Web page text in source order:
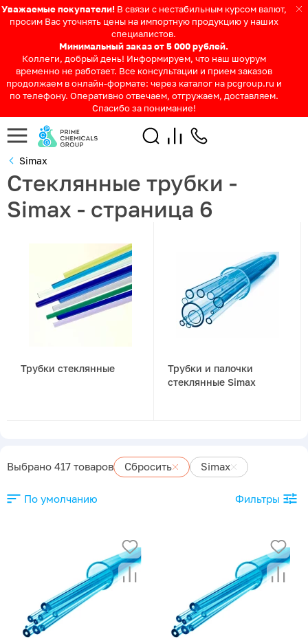
Уважаемые покупатели! В связи с нестабильным курсом валют,
просим Вас уточнять цены на импортную продукцию у наших
специалистов.
Минимальный заказ от 5 000 рублей.
Коллеги, добрый день! Информируем, что наш шоурум
временно не работает. Все консультации и прием заказов
продолжаем в онлайн-формате: через каталог на pcgroup.ru и
по телефону. Оперативно отвечаем, отгружаем, доставляем.
Спасибо за понимание!
Simax
Стеклянные трубки -
Simax - страница 6
Трубки стеклянные
Трубки и палочки
стеклянные Simax
Выбрано 417 товаров Сбросить Simax
По умолчанию Фильтры